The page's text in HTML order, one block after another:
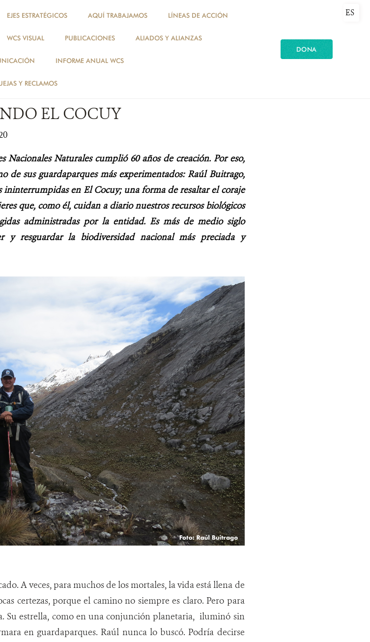
EJES ESTRATÉGICOS AQUÍ TRABAJAMOS LÍNEAS DE ACCIÓN
WCS VISUAL PUBLICACIONES ALIADOS Y ALIANZAS
INFORME ANUAL WCS
Y RECLAMOS
DONA
ES
EL COCUY
Nacionales Naturales cumplió 60 años de creación. Por eso,
de sus guardaparques más experimentados: Raúl Buitrago,
ininterrumpidas en El Cocuy; una forma de resaltar el coraje
que, como él, cuidan a diario nuestros recursos biológicos
administradas por la entidad. Es más de medio siglo
y resguardar la biodiversidad nacional más preciada y
A veces, para muchos de los mortales, la vida está llena de
certezas, porque el camino no siempre es claro. Pero para
Su estrella, como en una conjunción planetaria, iluminó sin
en guardaparques. Raúl nunca lo buscó. Podría decirse